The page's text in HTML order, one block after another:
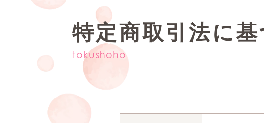
特定商取引法に
tokushoho